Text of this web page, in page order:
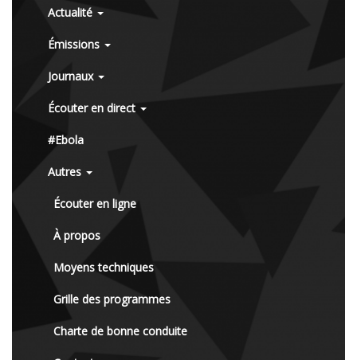
Actualité
Émissions
Journaux
Écouter en direct
#Ebola
Autres
Écouter en ligne
À propos
Moyens techniques
Grille des programmes
Charte de bonne conduite